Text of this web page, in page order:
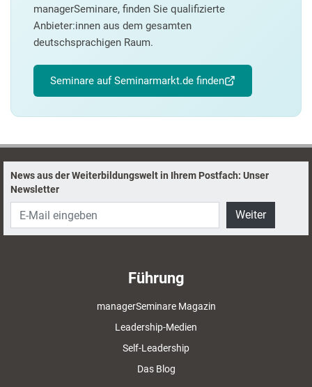
managerSeminare, finden Sie qualifizierte
Anbieter:innen aus dem gesamten
deutschsprachigen Raum.
Seminare auf Seminarmarkt.de finden
News aus der Weiterbildungswelt in Ihrem Postfach: Unser
Newsletter
Weiter
Führung
managerSeminare Magazin
Leadership-Medien
Self-Leadership
Das Blog